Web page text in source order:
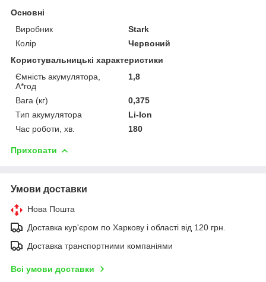
Основні
Виробник
Stark
Колір
Червоний
Користувальницькі характеристики
Ємність акумулятора,
А*год
1,8
Вага (кг)
0,375
Тип акумулятора
Li-Ion
Час роботи, хв.
180
Приховати
Умови доставки
Нова Пошта
Доставка кур'єром по Харкову і області від 120 грн.
Доставка транспортними компаніями
Всі умови доставки